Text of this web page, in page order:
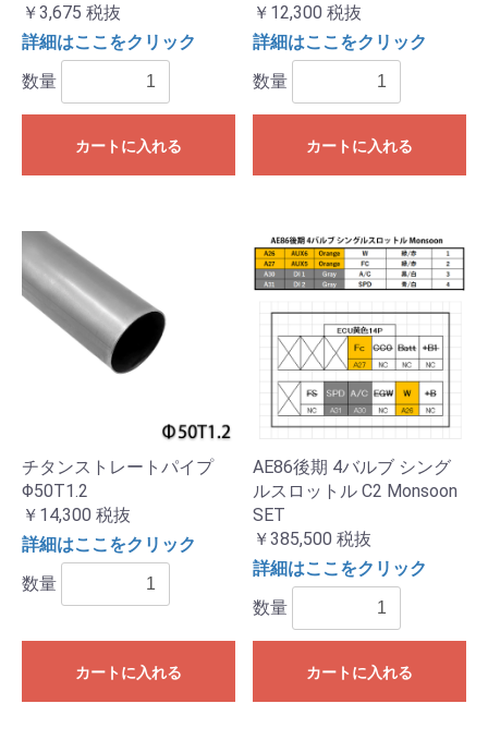
￥3,675 税抜
詳細はここをクリック
数量
カートに入れる
￥12,300 税抜
詳細はここをクリック
数量
カートに入れる
チタンストレートパイプ
Φ50T1.2
￥14,300 税抜
詳細はここをクリック
数量
カートに入れる
AE86後期 4バルブ シング
ルスロットル C2 Monsoon
SET
￥385,500 税抜
詳細はここをクリック
数量
カートに入れる